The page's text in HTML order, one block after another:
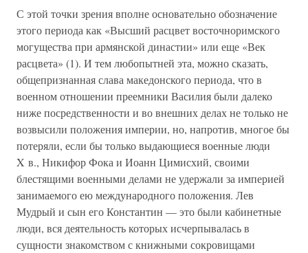
С этой точки зрения вполне основательно обозначение
этого периода как «Высший расцвет восточноримского
могущества при армянской династии» или еще «Век
расцвета» (1). И тем любопытней эта, можно сказать,
общепризнанная слава македонского периода, что в
военном отношении преемники Василия были далеко
ниже посредственности и во внешних делах не только не
возвысили положения империи, но, напротив, многое бы
потеряли, если бы только выдающиеся военные люди
X в., Никифор Фока и Иоанн Цимисхий, своими
блестящими военными делами не удержали за империей
занимаемого ею международного положения. Лев
Мудрый и сын его Константин — это были кабинетные
люди, вся деятельность которых исчерпывалась в
сущности знакомством с книжными сокровищами